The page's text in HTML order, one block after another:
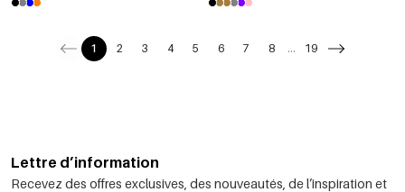
1 2 3 4 5 6 7 8 ... 19
Lettre d’information
Recevez des offres exclusives, des nouveautés, de l’inspiration et